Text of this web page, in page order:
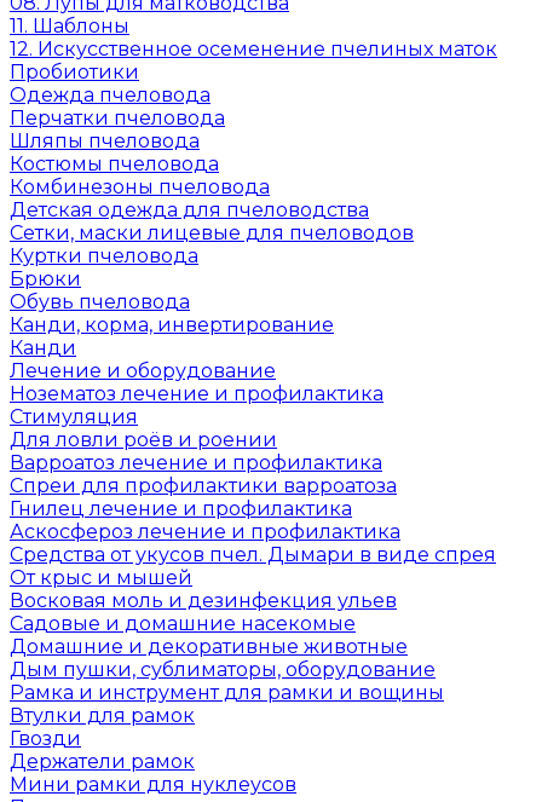
11. Шаблоны
12. Искусственное осеменение пчелиных маток
Пробиотики
Одежда пчеловода
Перчатки пчеловода
Шляпы пчеловода
Костюмы пчеловода
Комбинезоны пчеловода
Детская одежда для пчеловодства
Сетки, маски лицевые для пчеловодов
Куртки пчеловода
Брюки
Обувь пчеловода
Канди, корма, инвертирование
Канди
Лечение и оборудование
Нозематоз лечение и профилактика
Стимуляция
Для ловли роёв и роении
Варроатоз лечение и профилактика
Спреи для профилактики варроатоза
Гнилец лечение и профилактика
Аскосфероз лечение и профилактика
Средства от укусов пчел. Дымари в виде спрея
От крыс и мышей
Восковая моль и дезинфекция ульев
Садовые и домашние насекомые
Домашние и декоративные животные
Дым пушки, сублиматоры, оборудование
Рамка и инструмент для рамки и вощины
Втулки для рамок
Гвозди
Держатели рамок
Мини рамки для нуклеусов